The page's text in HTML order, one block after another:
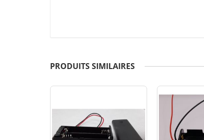
PRODUITS SIMILAIRES